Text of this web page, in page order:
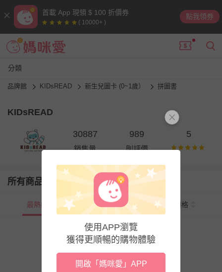
首載 App 現領 $ 100 折價券
( 10000+ )
點我領券
分類
品牌館 KIDsREAD 新生兒圖卡 (0~1歲） 拼圖書
KIDsREAD
30887
銷售量
989
則評價
5
所有商品
最熱銷 新上市 價格
使用APP瀏覽
獲得更順暢的購物體驗
開啟「媽咪愛」APP